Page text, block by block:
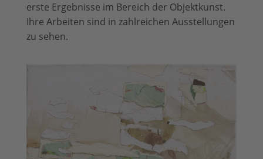
erste Ergebnisse im Bereich der Objektkunst.
Ihre Arbeiten sind in zahlreichen Ausstellungen
zu sehen.